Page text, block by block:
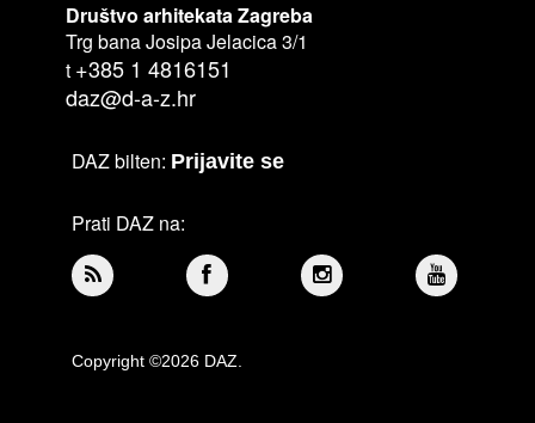
Društvo arhitekata Zagreba
Trg bana Josipa Jelacica 3/1
t +385 1 4816151
daz@d-a-z.hr
DAZ bilten: Prijavite se
Prati DAZ na:
Copyright ©2026 DAZ.